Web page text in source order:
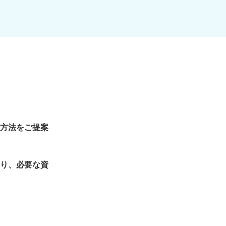
法をご提案
、必要な資